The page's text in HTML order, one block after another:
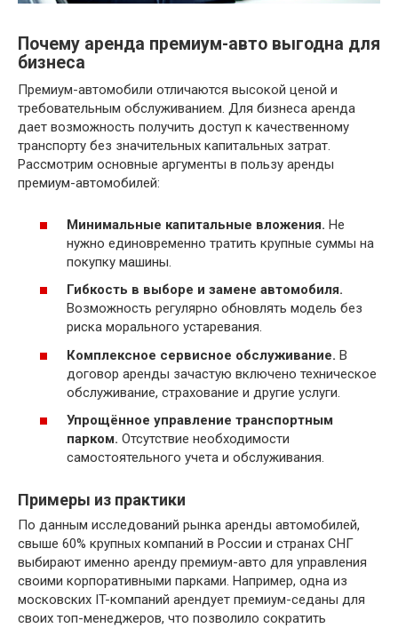
Почему аренда премиум-авто выгодна для
бизнеса
Премиум-автомобили отличаются высокой ценой и
требовательным обслуживанием. Для бизнеса аренда
дает возможность получить доступ к качественному
транспорту без значительных капитальных затрат.
Рассмотрим основные аргументы в пользу аренды
премиум-автомобилей:
Минимальные капитальные вложения. Не
нужно единовременно тратить крупные суммы на
покупку машины.
Гибкость в выборе и замене автомобиля.
Возможность регулярно обновлять модель без
риска морального устаревания.
Комплексное сервисное обслуживание. В
договор аренды зачастую включено техническое
обслуживание, страхование и другие услуги.
Упрощённое управление транспортным
парком. Отсутствие необходимости
самостоятельного учета и обслуживания.
Примеры из практики
По данным исследований рынка аренды автомобилей,
свыше 60% крупных компаний в России и странах СНГ
выбирают именно аренду премиум-авто для управления
своими корпоративными парками. Например, одна из
московских IT-компаний арендует премиум-седаны для
своих топ-менеджеров, что позволило сократить